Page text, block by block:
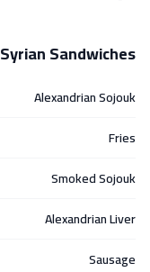
Syrian Sandwiches
Alexandrian Sojouk
Fries
Smoked Sojouk
Alexandrian Liver
Sausage